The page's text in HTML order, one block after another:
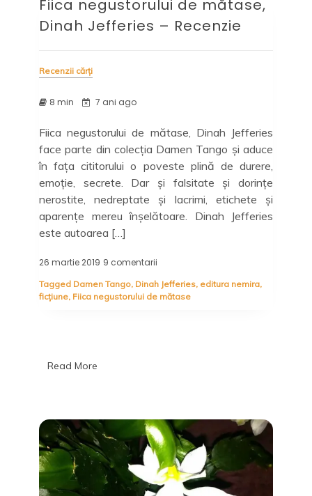
Fiica negustorului de mătase,
Dinah Jefferies – Recenzie
Recenzii cărți
8 min 7 ani ago
Fiica negustorului de mătase, Dinah Jefferies
face parte din colecția Damen Tango și aduce
în fața cititorului o poveste plină de durere,
emoție, secrete. Dar și falsitate și dorințe
nerostite, nedreptate și lacrimi, etichete și
aparențe mereu înșelătoare. Dinah Jefferies
este autoarea […]
26 martie 2019 9 comentarii
negustorului
de
Tagged Damen Tango, Dinah Jefferies, editura nemira,
ficțiune, Fiica negustorului de mătase
Read More